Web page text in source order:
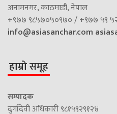
अनामनगर, काठमाडौं, नेपाल
+९७७ ९८५७०५०९७० / +९७७ ५९
info@asiasanchar.com
हाम्रो समूह
सम्पादक
दुर्गादेवी अधिकारी ९८१५९२९१२४